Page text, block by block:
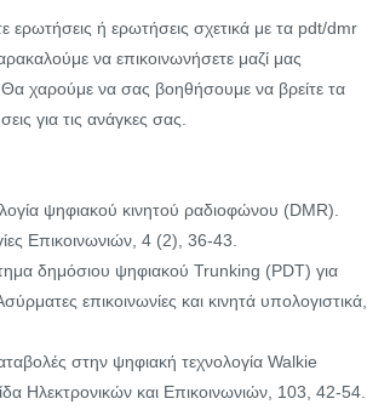
ερωτήσεις ή ερωτήσεις σχετικά με τα pdt/dmr
να επικοινωνήσετε μαζί μας
. Θα χαρούμε να σας βοηθήσουμε να βρείτε τα
για τις ανάγκες σας.
ψηφιακού κινητού ραδιοφώνου (DMR).
Επικοινωνιών, 4 (2), 36-43.
δημόσιου ψηφιακού Trunking (PDT) για
επικοινωνίες και κινητά υπολογιστικά,
στην ψηφιακή τεχνολογία Walkie
Ηλεκτρονικών και Επικοινωνιών, 103, 42-54.